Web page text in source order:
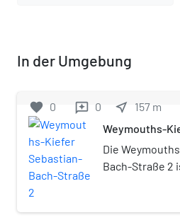
In der Umgebung
favorite 0 reviews 0 near_me 157 m
Weymouths-
Die
Bach-Straße 2
Dresdner